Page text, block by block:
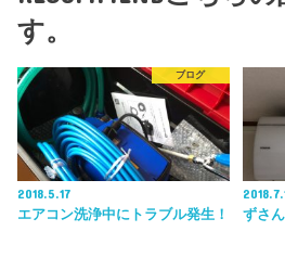
す。
ブログ
2018.5.17
エアコン洗浄中にトラブル発生！
ずさ